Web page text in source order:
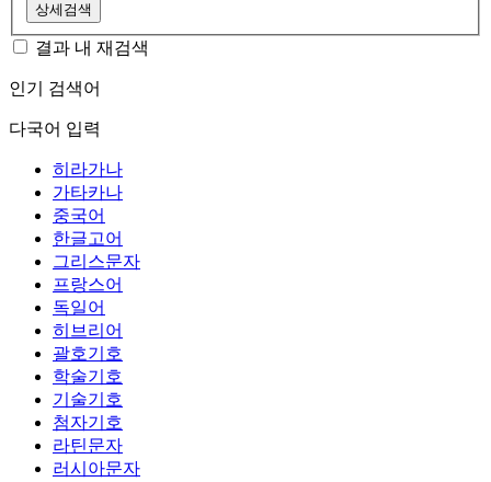
상세검색
결과 내 재검색
인기 검색어
다국어 입력
히라가나
가타카나
중국어
한글고어
그리스문자
프랑스어
독일어
히브리어
괄호기호
학술기호
기술기호
첨자기호
라틴문자
러시아문자